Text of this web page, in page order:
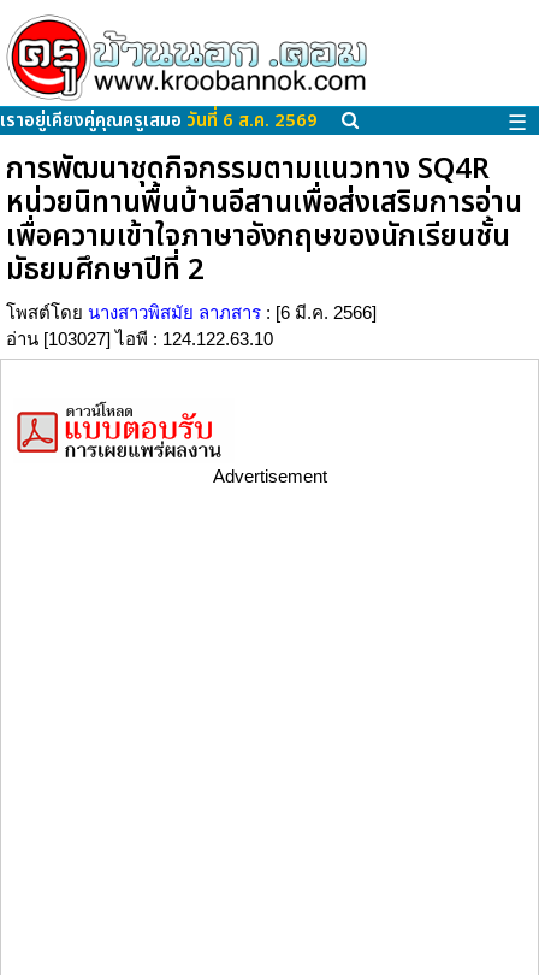
เราอยู่เคียงคู่คุณครูเสมอ วันที่ 6 ส.ค. 2569 ☰
การพัฒนาชุดกิจกรรมตามแนวทาง SQ4R
หน่วยนิทานพื้นบ้านอีสานเพื่อส่งเสริมการอ่าน
เพื่อความเข้าใจภาษาอังกฤษของนักเรียนชั้น
มัธยมศึกษาปีที่ 2
โพสต์โดย นางสาวพิสมัย ลาภสาร : [6 มี.ค. 2566]
อ่าน [103027] ไอพี : 124.122.63.10
Advertisement